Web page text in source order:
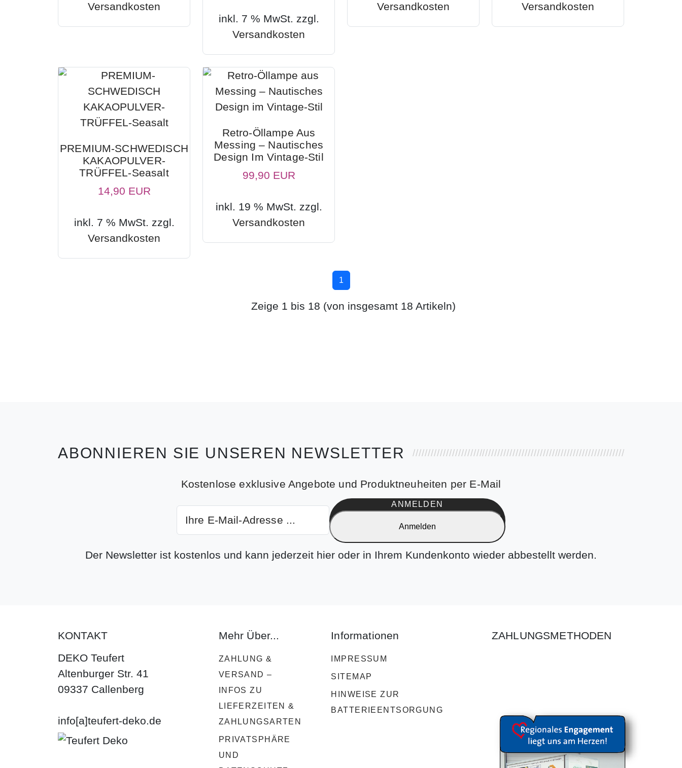
Versandkosten
inkl. 7 % MwSt. zzgl.
Versandkosten
Versandkosten
Versandkosten
PREMIUM-SCHWEDISCH
KAKAOPULVER-
TRÜFFEL-Seasalt
14,90 EUR
inkl. 7 % MwSt. zzgl.
Versandkosten
Retro-Öllampe Aus
Messing – Nautisches
Design Im Vintage-Stil
99,90 EUR
inkl. 19 % MwSt. zzgl.
Versandkosten
1
Zeige 1 bis 18 (von insgesamt 18 Artikeln)
ABONNIEREN SIE UNSEREN NEWSLETTER
Kostenlose exklusive Angebote und Produktneuheiten per E-Mail
ANMELDEN
Anmelden
Der Newsletter ist kostenlos und kann jederzeit hier oder in Ihrem Kundenkonto wieder abbestellt werden.
KONTAKT
DEKO Teufert
Altenburger Str. 41
09337 Callenberg
info[a]teufert-deko.de
Mehr Über...
ZAHLUNG &
VERSAND –
INFOS ZU
LIEFERZEITEN &
ZAHLUNGSARTEN
PRIVATSPHÄRE
UND
Informationen
IMPRESSUM
SITEMAP
HINWEISE ZUR
BATTERIEENTSORGUNG
ZAHLUNGSMETHODEN